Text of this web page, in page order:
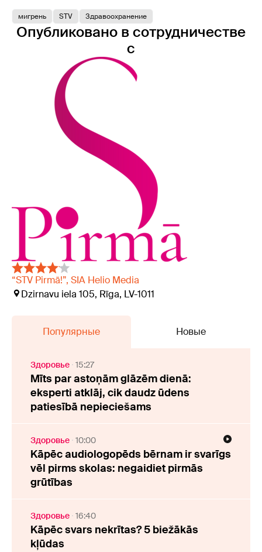
мигрень STV Здравоохранение
Опубликовано в сотрудничестве
с
“STV Pirmā!”, SIA Helio Media
Dzirnavu iela 105, Rīga, LV-1011
Популярные Новые
Здоровье 15:27
Mīts par astoņām glāzēm dienā:
eksperti atklāj, cik daudz ūdens
patiesībā nepieciešams
Здоровье 10:00
Kāpēc audiologopēds bērnam ir svarīgs
vēl pirms skolas: negaidiet pirmās
grūtības
Здоровье 16:40
Kāpēc svars nekrītas? 5 biežākās
kļūdas